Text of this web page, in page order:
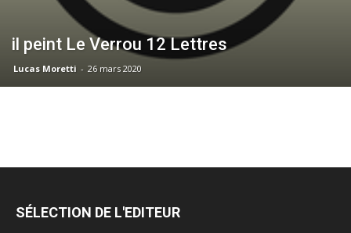
il peint Le Verrou 12 Lettres
Lucas Moretti - 26 mars 2020
SÉLECTION DE L'EDITEUR